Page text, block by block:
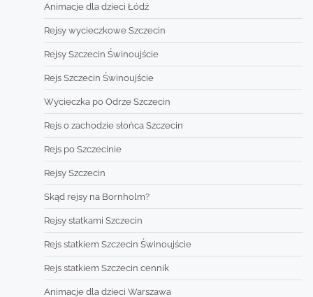
Animacje dla dzieci Łódź
Rejsy wycieczkowe Szczecin
Rejsy Szczecin Świnoujście
Rejs Szczecin Świnoujście
Wycieczka po Odrze Szczecin
Rejs o zachodzie słońca Szczecin
Rejs po Szczecinie
Rejsy Szczecin
Skąd rejsy na Bornholm?
Rejsy statkami Szczecin
Rejs statkiem Szczecin Świnoujście
Rejs statkiem Szczecin cennik
Animacje dla dzieci Warszawa